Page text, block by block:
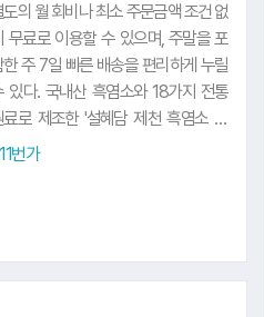
도의 월 회비나 최소 주문금액 조건 없
무료로 이용할 수 있으며, 주말을 포
한 주 7일 빠른 배송을 편리하게 누릴
있다. 국내산 흑염소와 18가지 전통
료로 제조한 '설혜담 제천 흑염소 진
'을 비롯해, 배와 면역력 강화를 돕는
가격에 선보인다. 여기에 '센트룸 멀티
번가
11.농협중앙회
점